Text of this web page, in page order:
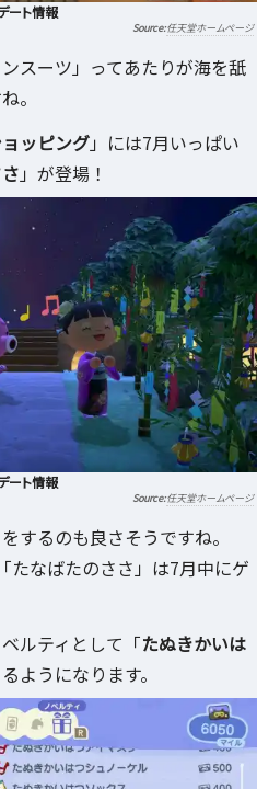
ート情報
任天堂ホームページ
スーツ」ってあたりが海を舐
。
ッピング」には7月いっぱい
」が登場！
ート情報
任天堂ホームページ
するのも良さそうですね。
たなばたのささ」は7月中にゲ
ルティとして「たぬきかいは
ようになります。